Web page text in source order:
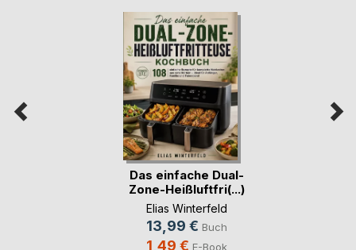
Das einfache Dual-
Zone-Heißluftfri(...)
Elias Winterfeld
13,99 € Buch
1,49 € E-Book